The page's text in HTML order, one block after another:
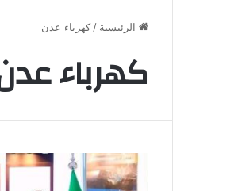
الرئيسية / كهرباء عدن
كهرباء